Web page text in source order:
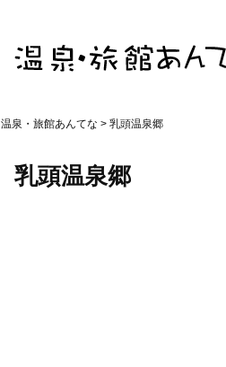
温泉・旅館あんてな > 乳頭温泉郷
乳頭温泉郷